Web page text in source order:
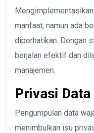
manfaat, namun ada
diperhatikan. Dengan
berjalan efektif dan
manajemen.
Privasi
Pengumpulan data
menimbulkan isu